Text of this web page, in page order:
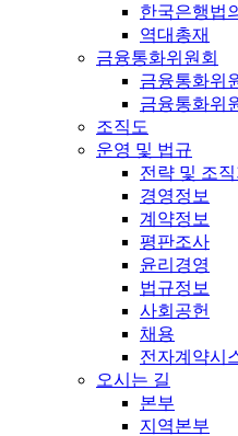
한국은행법
역대총재
금융통화위원회
금융통화위
금융통화위
조직도
운영 및 법규
전략 및 조직
경영정보
계약정보
평판조사
윤리경영
법규정보
사회공헌
채용
전자계약시
오시는 길
본부
지역본부